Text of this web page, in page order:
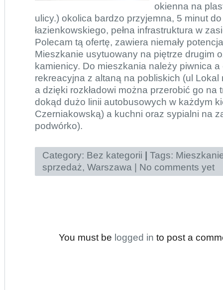
okienna na
ulicy.) okolica bardzo przyjemna, 5 minut
łazienkowskiego, pełna infrastruktura w
Polecam tą ofertę, zawiera niemały
Mieszkanie usytuowany na piętrze drugim
kamienicy. Do mieszkania należy piwnica a
rekreacyjna z altaną na pobliskich (ul
a dzięki rozkładowi można przerobić go na
dokąd dużo linii autobusowych w każdym
Czerniakowską) a kuchni oraz sypialni na
podwórko).
Category: Bez kategorii Tags:
sprzedaż, Warszawa No comments yet
You must be logged in to post a